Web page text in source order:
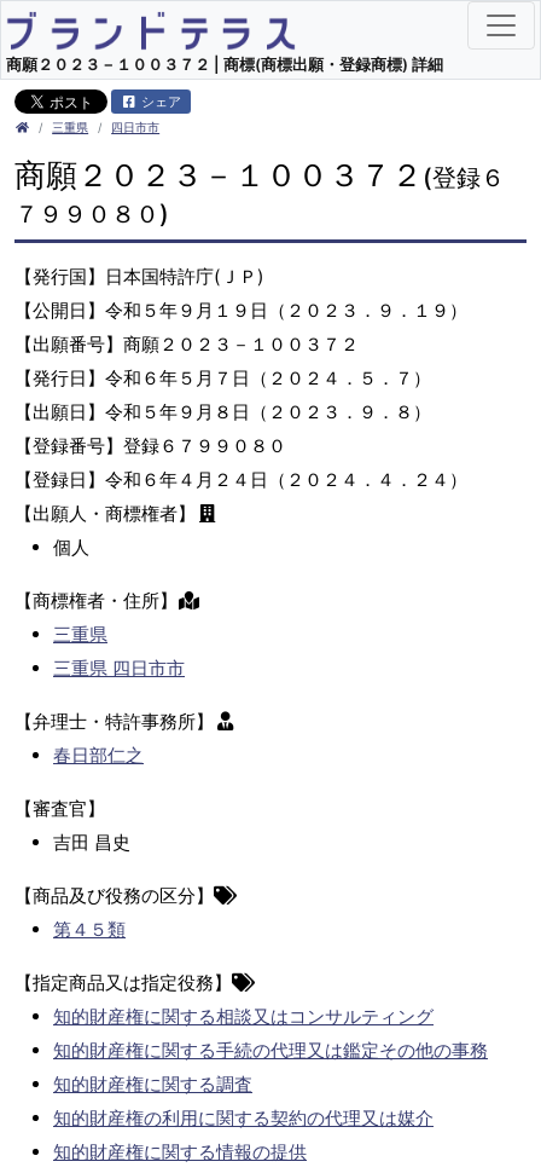
商願２０２３－１００３７２ | 商標(商標出願・登録商標) 詳細
シェア
三重県 四日市市
商願２０２３－１００３７２ (登録６
７９９０８０)
【発行国】日本国特許庁(ＪＰ)
【公開日】令和５年９月１９日（２０２３．９．１９）
【出願番号】商願２０２３－１００３７２
【発行日】令和６年５月７日（２０２４．５．７）
【出願日】令和５年９月８日（２０２３．９．８）
【登録番号】登録６７９９０８０
【登録日】令和６年４月２４日（２０２４．４．２４）
【出願人・商標権者】
個人
【商標権者・住所】
三重県
三重県 四日市市
【弁理士・特許事務所】
春日部仁之
【審査官】
吉田 昌史
【商品及び役務の区分】
第４５類
【指定商品又は指定役務】
知的財産権に関する相談又はコンサルティング
知的財産権に関する手続の代理又は鑑定その他の事務
知的財産権に関する調査
知的財産権の利用に関する契約の代理又は媒介
知的財産権に関する情報の提供